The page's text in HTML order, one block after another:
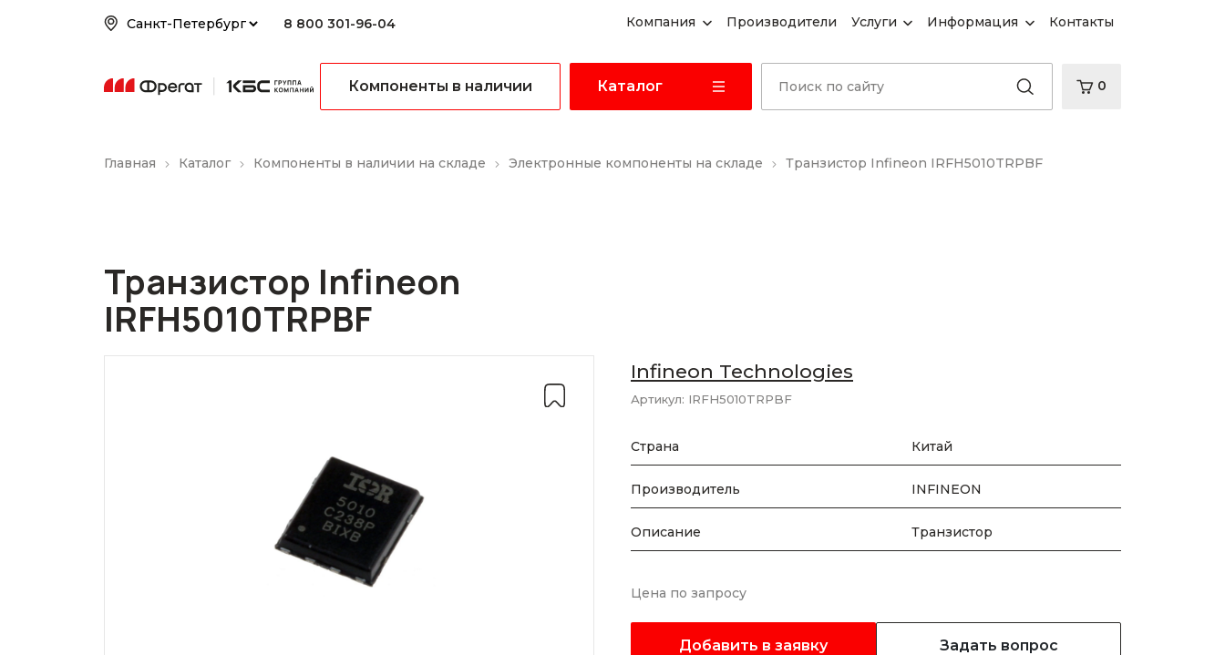
8 800 301-96-04 Компания Производители Услуги Информация Контакты
Компоненты в наличии Каталог 0
Главная Каталог Компоненты в наличии на складе Электронные компоненты на складе Транзистор Infineon IRFH5010TRPBF
Транзистор Infineon
IRFH5010TRPBF
Infineon Technologies
Артикул: IRFH5010TRPBF
Страна Китай
Производитель INFINEON
Описание Транзистор
Цена по запросу
Добавить в заявку Задать вопрос